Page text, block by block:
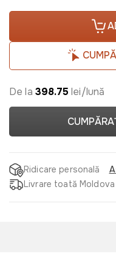
De la 398.75 lei/lună
Ridicare personală
Livrare toată Moldova